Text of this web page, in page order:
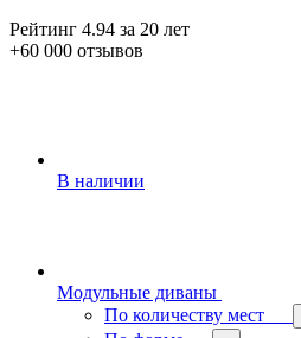
Рейтинг 4.94 за 20 лет
+60 000 отзывов
В наличии
Модульные диваны
По количеству мест